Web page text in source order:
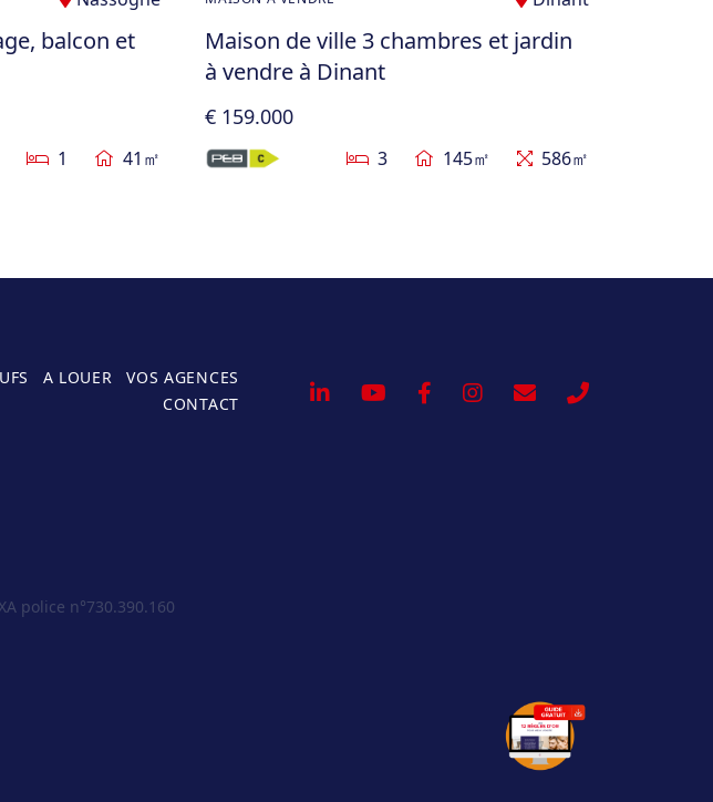
balcon et
1 41㎡
Maison de ville 3 chambres et jardin
à vendre à Dinant
€ 159.000
3 145㎡ 586㎡
A LOUER
VOS AGENCES
CONTACT
police n°730.390.160